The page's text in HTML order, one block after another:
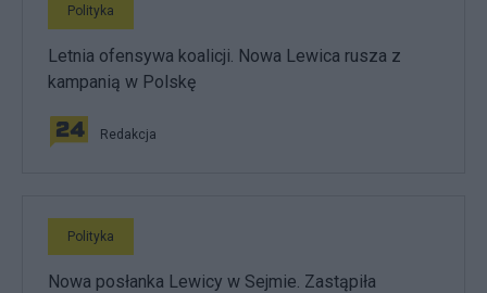
Polityka
Letnia ofensywa koalicji. Nowa Lewica rusza z
kampanią w Polskę
Redakcja
Polityka
Nowa posłanka Lewicy w Sejmie. Zastąpiła